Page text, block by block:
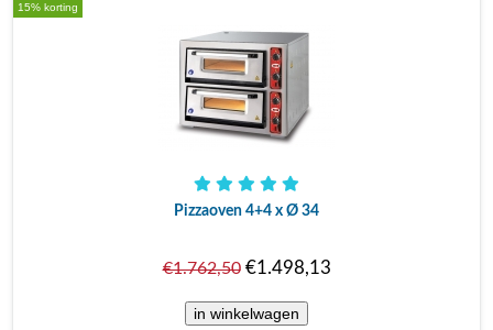
15% korting
Pizzaoven 4+4 x Ø 34
€1.762,50€1.498,13